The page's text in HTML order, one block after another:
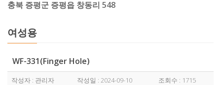
충북 증평군 증평읍 창동리 548
여성용
WF-331(Finger Hole)
작성자 : 관리자 작성일 : 2024-09-10 조회수 : 1715